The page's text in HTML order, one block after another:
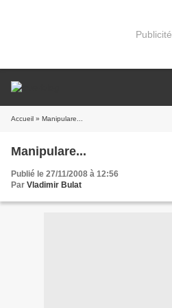
Publicité
Accueil » Manipulare...
Manipulare...
Publié le 27/11/2008 à 12:56
Par Vladimir Bulat